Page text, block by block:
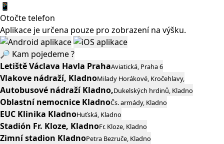
📱
Otočte telefon
Aplikace je určena pouze pro zobrazení na výšku.
🔎 Kam pojedeme ?
Letiště Václava Havla PrahaAviatická, Praha 6
Vlakove nádraží, KladnoMilady Horákové, Kročehlavy,
Autobusové nádraží Kladno,Dukelských hrdinů, Kladno
Oblastní nemocnice KladnoČs. armády, Kladno
EUC Klinika KladnoHuťská, Kladno
Stadión Fr. Kloze, KladnoFr. Kloze, Kladno
Zimní stadion KladnoPetra Bezruče, Kladno